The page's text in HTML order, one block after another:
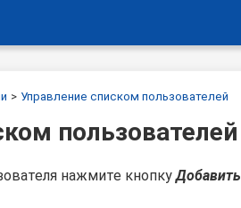
Управление списком пользователей
пользователей
нажмите кнопкуДобавить